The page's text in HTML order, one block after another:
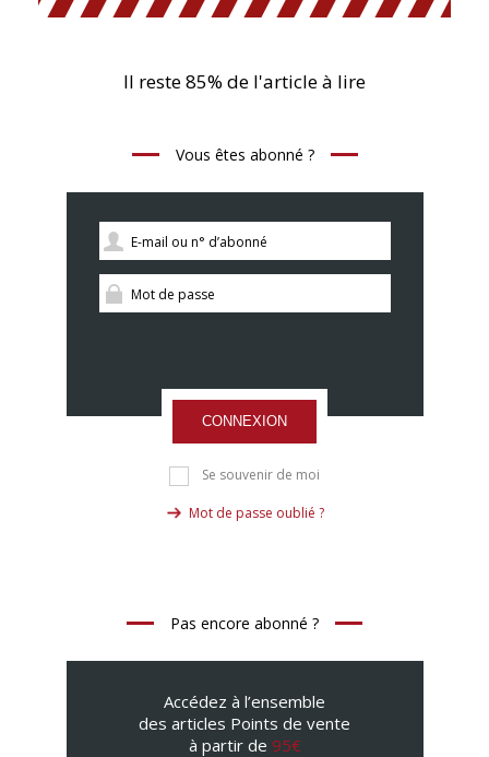
Il reste 85% de l'article à lire
Vous êtes abonné ?
CONNEXION
Se souvenir de moi
Mot de passe oublié ?
Pas encore abonné ?
Accédez à l’ensemble
des articles Points de vente
à partir de 95€